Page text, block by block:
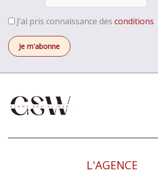
J’ai pris connaissance des conditions
L'AGENCE